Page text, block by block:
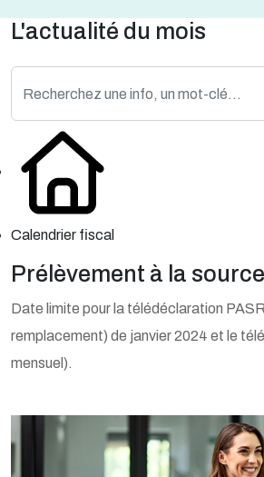
L'actualité du mois
Calendrier fiscal
Prélèvement à la
Date limite pour la télédéclaration
remplacement) de janvier 2024 et le
mensuel).